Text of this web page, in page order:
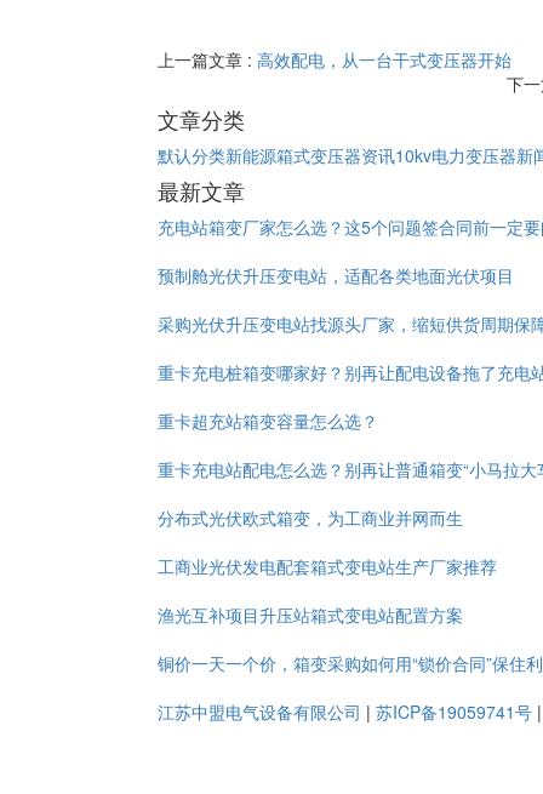
上一篇文章 : 高效配电，从一台干式变压器开始
下
文章分类
默认分类新能源箱式变压器资讯10kv电力变压器新
最新文章
充电站箱变厂家怎么选？这5个问题签合同前一定
预制舱光伏升压变电站，适配各类地面光伏项目
采购光伏升压变电站找源头厂家，缩短供货周期保
重卡充电桩箱变哪家好？别再让配电设备拖了充电
重卡超充站箱变容量怎么选？
重卡充电站配电怎么选？别再让普通箱变“小马拉大
分布式光伏欧式箱变，为工商业并网而生
工商业光伏发电配套箱式变电站生产厂家推荐
渔光互补项目升压站箱式变电站配置方案
铜价一天一个价，箱变采购如何用“锁价合同”保住
江苏中盟电气设备有限公司 | 苏ICP备19059741号